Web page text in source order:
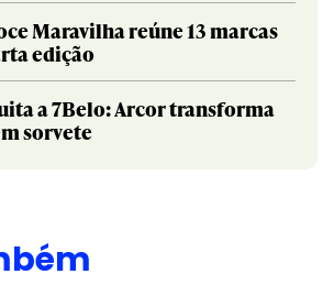
Maravilha reúne 13 marcas
edição
a 7Belo: Arcor transforma
sorvete